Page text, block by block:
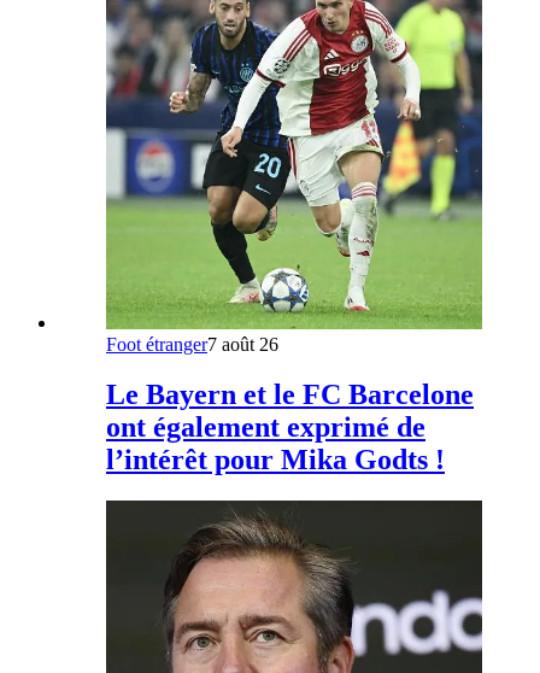
Foot étranger7 août 26
Le Bayern et le FC Barcelone
ont également exprimé de
l’intérêt pour Mika Godts !